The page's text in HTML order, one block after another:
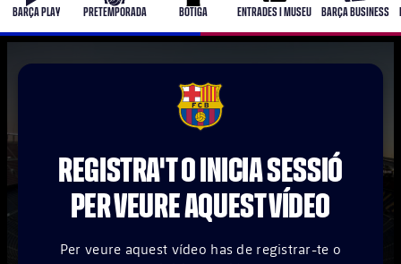
BARÇA PLAY PRETEMPORADA BOTIGA ENTRADES I MUSEU BARÇA BUSINESS
plusicon
més
plusicon
més
FCB Barcelona badge
REGISTRA'T O INICIA SESSIÓ
PER VEURE AQUEST VÍDEO
Per veure aquest vídeo has de registrar-te o